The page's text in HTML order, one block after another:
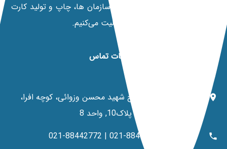
نیازهای سخت افزاری ارگان ها، سازمان ها، چاپ و تولید کارت
های اعتباری و شناسایی نیز فعالیت می‌کنیم.
اطلاعات تماس
تهران, خ مطهری، خ شهید محسن وزوائی، کوچه افرا،
پلاک10, واحد 8
021-88442854 | 021-88442772